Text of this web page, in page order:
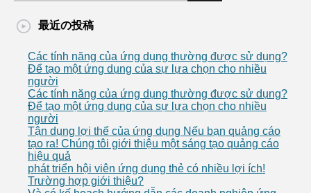
最近の投稿
Các tính năng của ứng dụng thường được sử dụng?
Để tạo một ứng dụng của sự lựa chọn cho nhiều
người
Các tính năng của ứng dụng thường được sử dụng?
Để tạo một ứng dụng của sự lựa chọn cho nhiều
người
Tận dụng lợi thế của ứng dụng Nếu bạn quảng cáo
tạo ra! Chúng tôi giới thiệu một sáng tạo quảng cáo
hiệu quả
phát triển hội viên ứng dụng thẻ có nhiều lợi ích!
Trường hợp giới thiệu?